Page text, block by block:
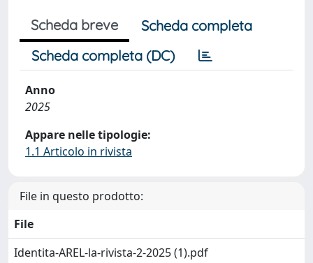
Scheda breve
Scheda completa
Scheda completa (DC)
Anno
2025
Appare nelle tipologie:
1.1 Articolo in rivista
File in questo prodotto:
File
Identita-AREL-la-rivista-2-2025 (1).pdf